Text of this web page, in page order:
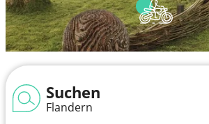
Suchen
Flandern